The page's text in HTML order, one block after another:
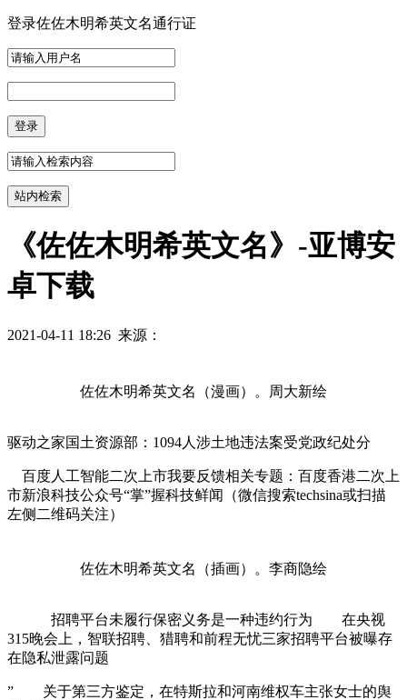
登录佐佐木明希英文名通行证
《佐佐木明希英文名》-亚博安
卓下载
2021-04-11 18:26 来源：
佐佐木明希英文名（漫画）。周大新绘
驱动之家国土资源部：1094人涉土地违法案受党政纪处分
百度人工智能二次上市我要反馈相关专题：百度香港二次上
市新浪科技公众号“掌”握科技鲜闻（微信搜索techsina或扫描
左侧二维码关注）
佐佐木明希英文名（插画）。李商隐绘
招聘平台未履行保密义务是一种违约行为 在央视
315晚会上，智联招聘、猎聘和前程无忧三家招聘平台被曝存
在隐私泄露问题
” 关于第三方鉴定，在特斯拉和河南维权车主张女士的舆